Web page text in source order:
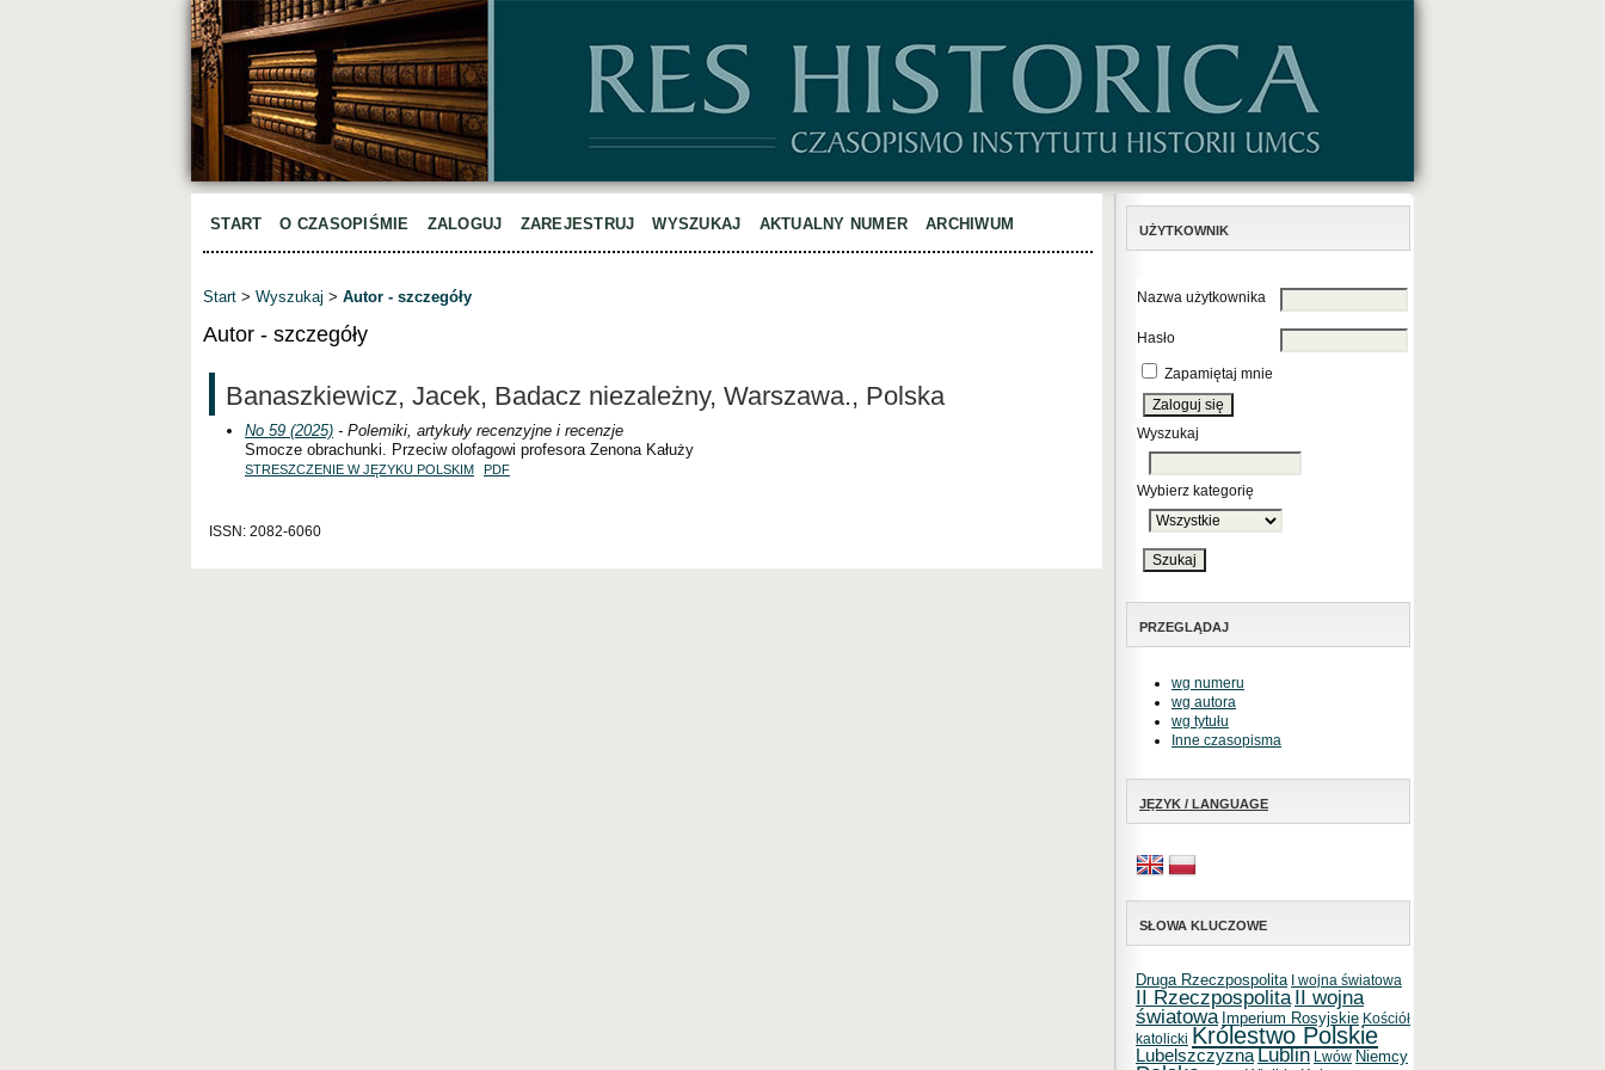
UŻYTKOWNIK
Nazwa użytkownika
Hasło
Zapamiętaj mnie
Wyszukaj
Wybierz kategorię
PRZEGLĄDAJ
wg numeru
wg autora
wg tytułu
Inne czasopisma
JĘZYK / LANGUAGE
SŁOWA KLUCZOWE
Druga Rzeczpospolita I wojna światowa
II Rzeczpospolita II wojna
światowa Imperium Rosyjskie Kościół
katolicki Królestwo Polskie
LubelszczyznaLublin Lwów Niemcy
START O CZASOPIŚMIE ZALOGUJ ZAREJESTRUJ WYSZUKAJ AKTUALNY NUMER ARCHIWUM
Start > Wyszukaj > Autor - szczegóły
Autor - szczegóły
Banaszkiewicz, Jacek, Badacz niezależny, Warszawa., Polska
No 59 (2025) - Polemiki, artykuły recenzyjne i recenzje
Smocze obrachunki. Przeciw olofagowi profesora Zenona Kałuży
STRESZCZENIE W JĘZYKU POLSKIM PDF
ISSN: 2082-6060